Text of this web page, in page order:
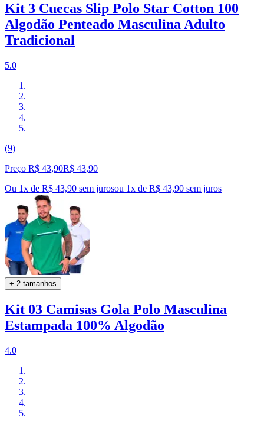
Kit 3 Cuecas Slip Polo Star Cotton 100
Algodão Penteado Masculina Adulto
Tradicional
5.0
(9)
Preço R$ 43,90R$ 43,90
Ou 1x de R$ 43,90 sem jurosou 1x de R$ 43,90 sem juros
+ 2 tamanhos
Kit 03 Camisas Gola Polo Masculina
Estampada 100% Algodão
4.0